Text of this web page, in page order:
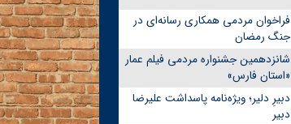
فراخوان مردمی همکاری رسانه‌ای در
جنگ رمضان
شانزدهمین جشنواره مردمی فیلم عمار
«استان فارس»
دبیرِ دلیر؛ ویژه‌نامه پاسداشت علیرضا
دبیر